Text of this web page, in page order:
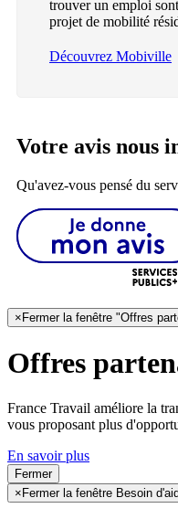
trouver un emploi
projet de mobilité
Découvrez Mobiville
Votre avis nous
Qu'avez-vous pensé du
× Fermer la fenêtre "Offres
Offres
France Travail améliore la
vous proposant plus
En savoir plus
Fermer
× Fermer la fenêtre Besoin